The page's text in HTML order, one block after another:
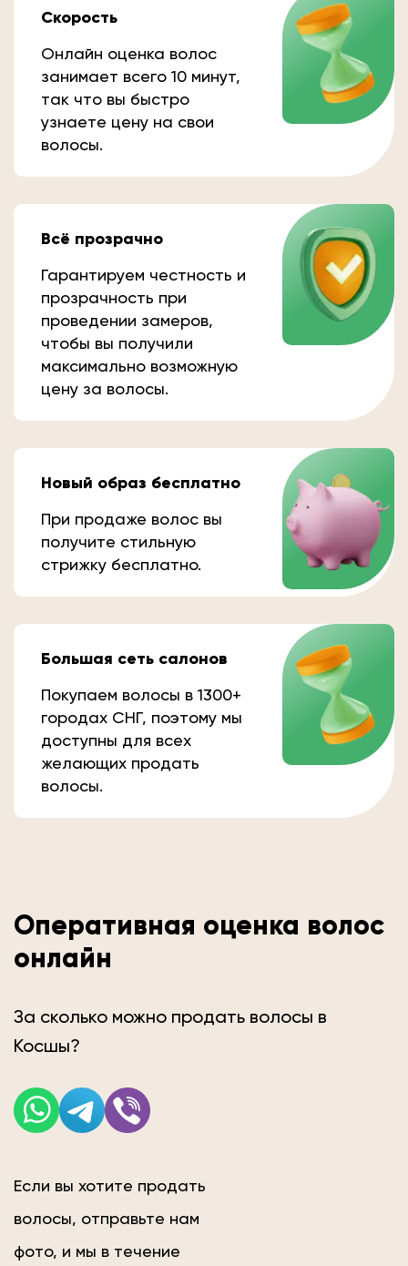
Скорость
Онлайн оценка волос
занимает всего 10 минут,
так что вы быстро
узнаете цену на свои
волосы.
Всё прозрачно
Гарантируем честность и
прозрачность при
проведении замеров,
чтобы вы получили
максимально возможную
цену за волосы.
Новый образ бесплатно
При продаже волос вы
получите стильную
стрижку бесплатно.
Большая сеть салонов
Покупаем волосы в 1300+
городах СНГ, поэтому мы
доступны для всех
желающих продать
волосы.
Оперативная оценка волос
онлайн
За сколько можно продать волосы в
Косшы?
Если вы хотите продать
волосы, отправьте нам
фото, и мы в течение